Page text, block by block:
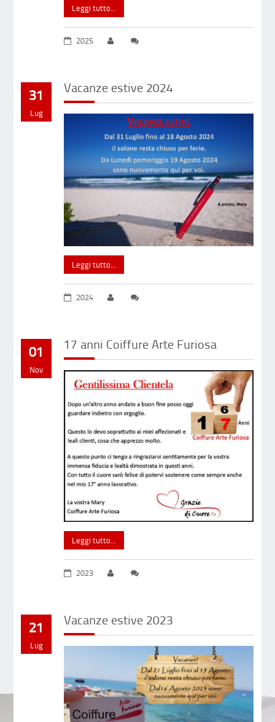
Leggi tutto...
2025
31
Lug
Vacanze estive 2024
Leggi tutto...
2024
01
Nov
17 anni Coiffure Arte Furiosa
Leggi tutto...
2023
21
Lug
Vacanze estive 2023